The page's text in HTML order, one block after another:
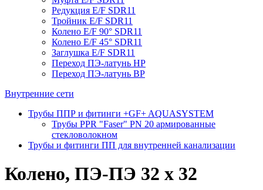
Редукция E/F SDR11
Тройник E/F SDR11
Колено E/F 90° SDR11
Колено E/F 45° SDR11
Заглушка E/F SDR11
Переход ПЭ-латунь НР
Переход ПЭ-латунь ВР
Внутренние сети
Трубы ППР и фитинги +GF+ AQUASYSTEM
Трубы PPR "Faser" PN 20 армированные
стекловолокном
Трубы и фитинги ПП для внутренней канализации
Колено, ПЭ-ПЭ 32 х 32